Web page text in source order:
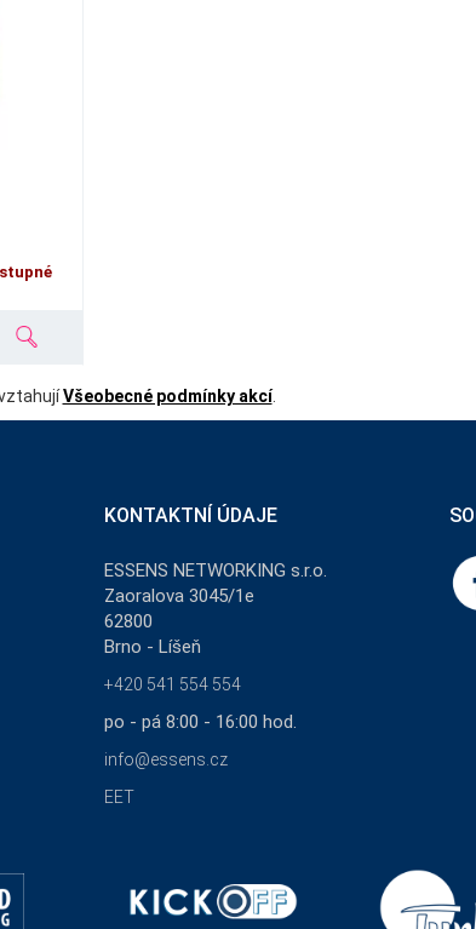
Všeobecné podmínky akcí.
KONTAKTNÍ ÚDAJE
ESSENS NETWORKING s.r.o.
Zaoralova 3045/1e
62800
Brno - Líšeň
+420 541 554 554
po - pá 8:00 - 16:00 hod.
info@essens.cz
EET